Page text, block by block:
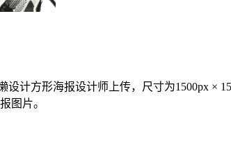
计方形海报设计师上传，尺寸为1500px ×
图片。